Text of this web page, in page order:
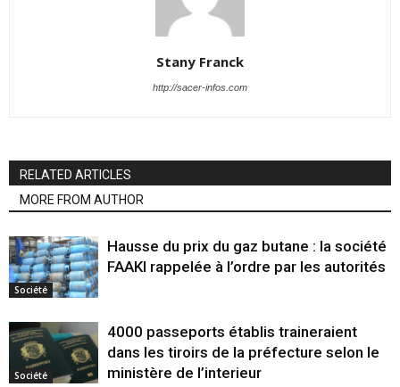
Stany Franck
http://sacer-infos.com
RELATED ARTICLES
MORE FROM AUTHOR
Société
Hausse du prix du gaz butane : la société
FAAKI rappelée à l’ordre par les autorités
Société
4000 passeports établis traineraient
dans les tiroirs de la préfecture selon le
ministère de l’interieur